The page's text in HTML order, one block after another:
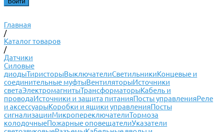
Главная
/
Каталог товаров
/
Датчики
Силовые
диодыТиристорыВыключателиСветильникиКонцевые и
соединительные муфтыВентиляторыИсточники
светаЭлектромагнитыТрансформаторыКабель и
проводаИсточники и защита питанияПосты управленияРеле
и аксессуарыКоробки и ящики управленияПосты
сигнализацииМикропереключателиТормоза
колодочныеПожарные оповещателиУказатели